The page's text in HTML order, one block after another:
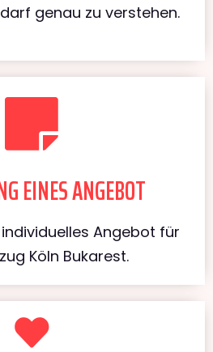
genau zu verstehen.
EINES ANGEBOT
Angebot für
Köln Bukarest.